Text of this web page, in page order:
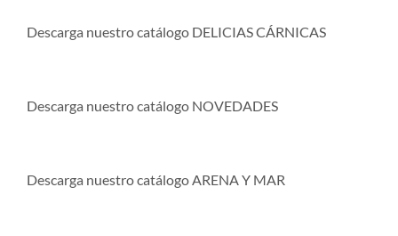
Descarga nuestro catálogo DELICIAS CÁRNICAS
Descarga nuestro catálogo NOVEDADES
Descarga nuestro catálogo ARENA Y MAR